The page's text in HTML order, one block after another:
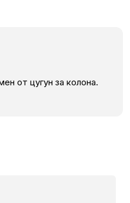
от цугун за колона.